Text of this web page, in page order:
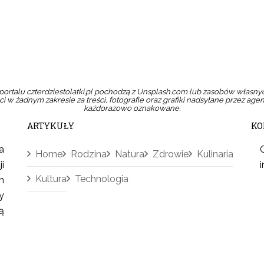
czterdziestolatki.pl pochodzą z Unsplash.com lub zasobów
żadnym zakresie za treści, fotografie oraz grafiki nadsyłane przez
każdorazowo oznakowane.
ARTYKUŁY
Home Rodzina Natura Zdrowie Kulinaria
Kultura Technologia